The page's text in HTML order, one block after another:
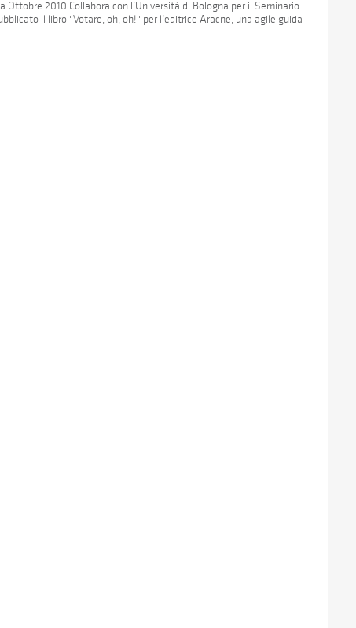
Ottobre 2010 Collabora con l’Università di Bologna per il Seminario
il libro "Votare, oh, oh!" per l’editrice Aracne, una agile guida